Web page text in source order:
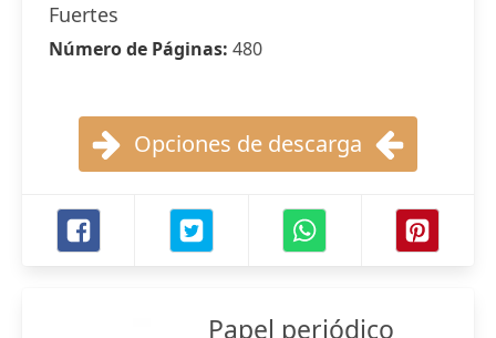
Fuertes
Número de Páginas: 480
Opciones de descarga
Papel periódico